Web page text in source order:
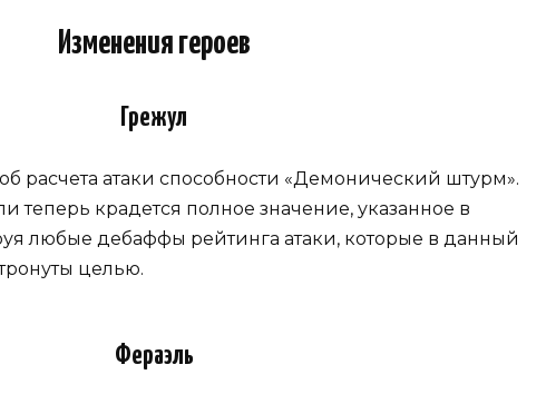
Изменения героев
Грежул
расчета атаки способности «Демонический штурм».
теперь крадется полное значение, указанное в
любые дебаффы рейтинга атаки, которые в данный
целью.
Фераэль